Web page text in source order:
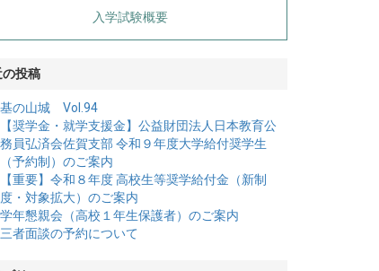
入学試験概要
の投稿
基の山城 Vol.94
【奨学金・就学支援金】公益財団法人日本教育公
務員弘済会佐賀支部 令和９年度大学給付奨学生
（予約制）のご案内
【重要】令和８年度 高校生等奨学給付金（新制
度・対象拡大）のご案内
学年懇親会（高校１年生保護者）のご案内
三者面談の予約について